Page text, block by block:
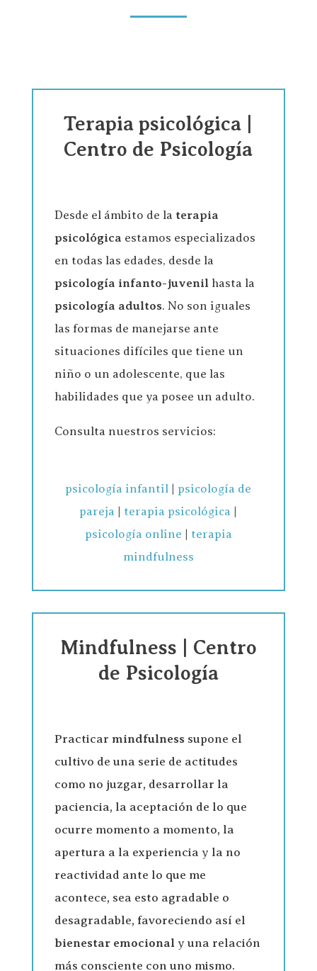
Terapia psicológica |
Centro de Psicología
Desde el ámbito de la terapia
psicológica estamos especializados
en todas las edades, desde la
psicología infanto-juvenilhasta la
psicología adultos. No son iguales
las formas de manejarse ante
situaciones difíciles que tiene un
niño o un adolescente, que las
habilidades que ya posee un adulto.
Consulta nuestros servicios:
psicología infantil | psicología de
pareja | terapia psicológica |
psicología online | terapia
mindfulness
Mindfulness | Centro
de Psicología
Practicar mindfulnesssupone el
cultivo de una serie de actitudes
como no juzgar, desarrollar la
paciencia, la aceptación de lo que
ocurre momento a momento, la
apertura a la experiencia y la no
reactividad ante lo que me
acontece, sea esto agradable o
desagradable, favoreciendo así el
bienestar emocionaly una relación
más consciente con uno mismo.